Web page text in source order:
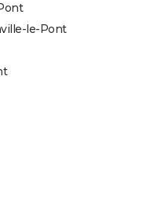
le-Pont